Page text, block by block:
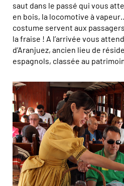
saut dans le passé qui vous
en bois, la locomotive à
costume servent aux
la fraise ! A l’arrivée vous
d’Aranjuez, ancien lieu de
espagnols, classée au